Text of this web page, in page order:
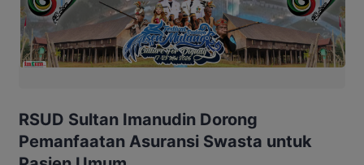
RSUD Sultan Imanudin Dorong
Pemanfaatan Asuransi Swasta untuk